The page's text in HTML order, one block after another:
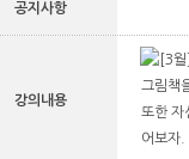
공지사항
강의내용
그림책
또한 자
어보자.